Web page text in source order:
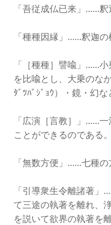
「吾従成仏已来」……
「種種因縁」……釈迦
「［種種］譬喩」……
を比喩とし、大乗のな
ﾀﾞﾂﾊﾞｼﾞｮｳ）・鏡・幻な
「広演［言教］」……
ことができるのである。
「無数方便」……七種の
「引導衆生令離諸著
て三途の執著を離れ、
を説いて欲界の執著を